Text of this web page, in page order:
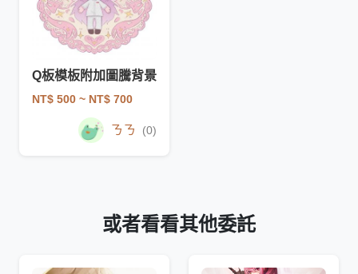
Q板模板附加圖騰背景
NT$ 500 ~ NT$ 700
ㄋㄋ (0)
或者看看其他委託